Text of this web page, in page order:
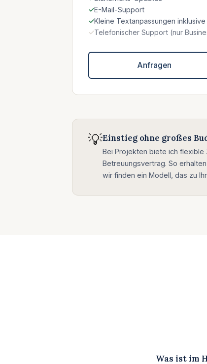
E-Mail-Support
Kleine Textanpassungen inklusive
Telefonischer Support (nur
Anfragen
💡Einstieg ohne großes
Bei Projekten biete ich flexible
Betreuungsvertrag. So
wir finden ein Modell, das zu
Was ist im